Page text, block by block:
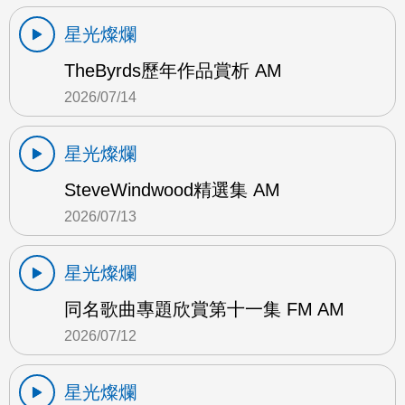
星光燦爛
TheByrds歷年作品賞析 AM
2026/07/14
星光燦爛
SteveWindwood精選集 AM
2026/07/13
星光燦爛
同名歌曲專題欣賞第十一集 FM AM
2026/07/12
星光燦爛